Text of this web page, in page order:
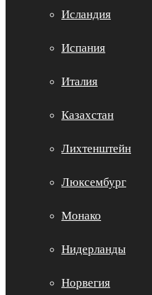
Исландия
Испания
Италия
Казахстан
Лихтенштейн
Люксембург
Монако
Нидерланды
Норвегия